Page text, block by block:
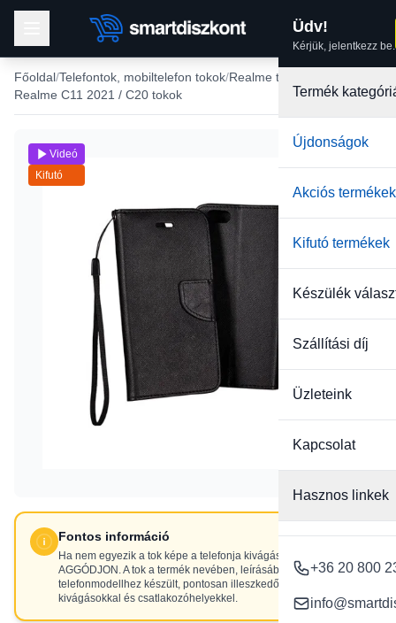
Üdv!
Kérjük, jelentkezz be.
Termék
Újdonságok
Akciós termékek
Kifutó termékek
Készülék
Szállítási díj
Üzleteink
Kapcsolat
Hasznos linkek
+36 20 800
Főoldal Telefontok, mobiltelefon tokok Realme tokok
Realme C11 2021 / C20 tokok
Fontos információ
Ha nem egyezik a tok képe a telefonja kivágásaival, NE
AGGÓDJON. A tok a termék nevében, leírásában szereplő
telefonmodellhez készült, pontosan illeszkedő
kivágásokkal és csatlakozóhelyekkel.
Videó
Kifutó